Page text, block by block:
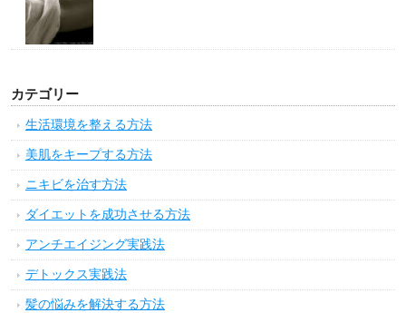
カテゴリー
生活環境を整える方法
美肌をキープする方法
ニキビを治す方法
ダイエットを成功させる方法
アンチエイジング実践法
デトックス実践法
髪の悩みを解決する方法